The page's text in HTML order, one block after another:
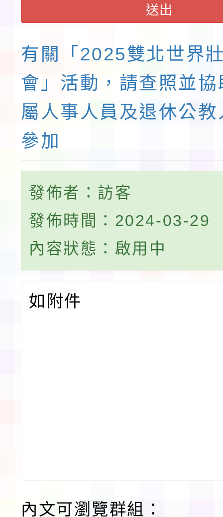
送出
有關「2025雙北世界
會」活動，請查照並
屬人事人員及退休公
參加
發佈者：訪客
發佈時間：2024-03-29
內容狀態：啟用中
如附件
內文可瀏覽群組：